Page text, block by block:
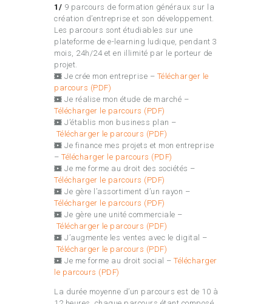
1/ 9 parcours de formation généraux sur la
création d’entreprise et son développement.
Les parcours sont étudiables sur une
plateforme de e-learning ludique, pendant 3
mois, 24h/24 et en illimité par le porteur de
projet.
Je crée mon entreprise – Télécharger le
parcours (PDF)
Je réalise mon étude de marché –
Télécharger le parcours (PDF)
J’établis mon business plan –
Télécharger le parcours (PDF)
Je finance mes projets et mon entreprise
– Télécharger le parcours (PDF)
Je me forme au droit des sociétés –
Télécharger le parcours (PDF)
Je gère l’assortiment d’un rayon –
Télécharger le parcours (PDF)
Je gère une unité commerciale –
Télécharger le parcours (PDF)
J’augmente les ventes avec le digital –
Télécharger le parcours (PDF)
Je me forme au droit social – Télécharger
le parcours (PDF)
La durée moyenne d’un parcours est de 10 à